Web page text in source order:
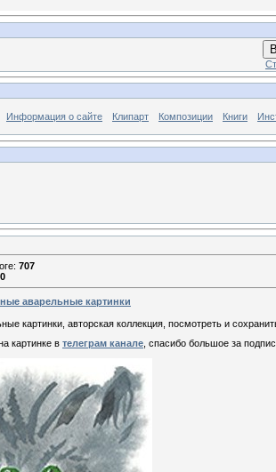
Информация о сайте Клипарт Композиции Книги
: 707
аварельные картинки
картинки, авторская коллекция, посмотреть и
картинке в телеграм канале , спасибо большое за